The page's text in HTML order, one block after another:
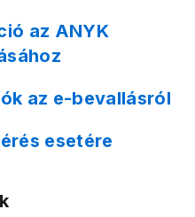
az ANYK
az e-bevallásról
esetére